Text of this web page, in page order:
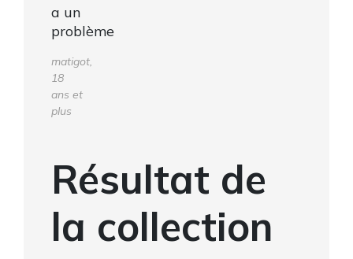
a un
problème
matigot,
18
ans et
plus
Résultat de
la collection